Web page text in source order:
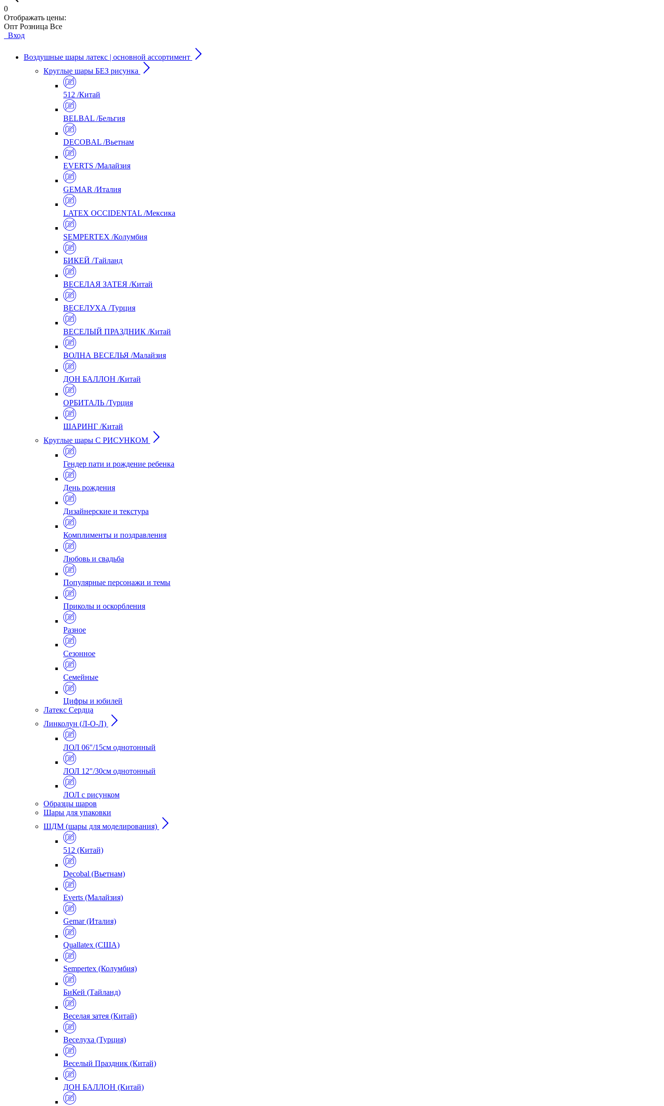
0
Отображать цены:
Опт Розница Все
Вход
Воздушные шары латекс | основной ассортимент
Круглые шары БЕЗ рисунка
512 /Китай
BELBAL /Бельгия
DECOBAL /Вьетнам
EVERTS /Малайзия
GEMAR /Италия
LATEX OCCIDENTAL /Мексика
SEMPERTEX /Колумбия
БИКЕЙ /Тайланд
ВЕСЕЛАЯ ЗАТЕЯ /Китай
ВЕСЕЛУХА /Турция
ВЕСЕЛЫЙ ПРАЗДНИК /Китай
ВОЛНА ВЕСЕЛЬЯ /Малайзия
ДОН БАЛЛОН /Китай
ОРБИТАЛЬ /Турция
ШАРИНГ /Китай
Круглые шары С РИСУНКОМ
Гендер пати и рождение ребенка
День рождения
Дизайнерские и текстура
Комплименты и поздравления
Любовь и свадьба
Популярные персонажи и темы
Приколы и оскорбления
Разное
Сезонное
Семейные
Цифры и юбилей
Латекс Сердца
Линколун (Л-О-Л)
ЛОЛ 06"/15см однотонный
ЛОЛ 12"/30см однотонный
ЛОЛ с рисунком
Образцы шаров
Шары для упаковки
ШДМ (шары для моделирования)
512 (Китай)
Decobal (Вьетнам)
Everts (Малайзия)
Gemar (Италия)
Quallatex (США)
Sempertex (Колумбия)
БиКей (Тайланд)
Веселая затея (Китай)
Веселуха (Турция)
Веселый Праздник (Китай)
ДОН БАЛЛОН (Китай)